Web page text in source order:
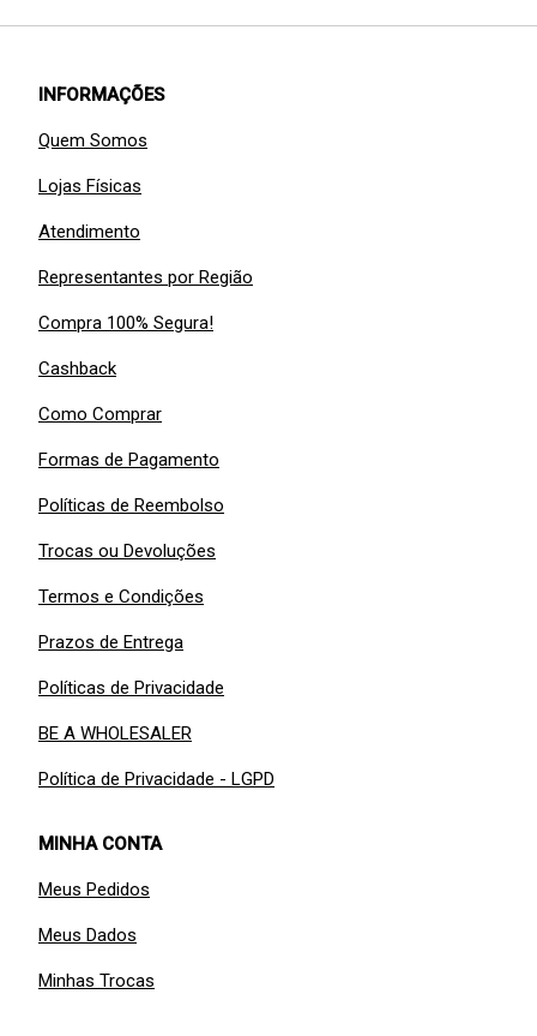
INFORMAÇÕES
Quem Somos
Lojas Físicas
Atendimento
Representantes por Região
Compra 100% Segura!
Cashback
Como Comprar
Formas de Pagamento
Políticas de Reembolso
Trocas ou Devoluções
Termos e Condições
Prazos de Entrega
Políticas de Privacidade
BE A WHOLESALER
Política de Privacidade - LGPD
MINHA CONTA
Meus Pedidos
Meus Dados
Minhas Trocas